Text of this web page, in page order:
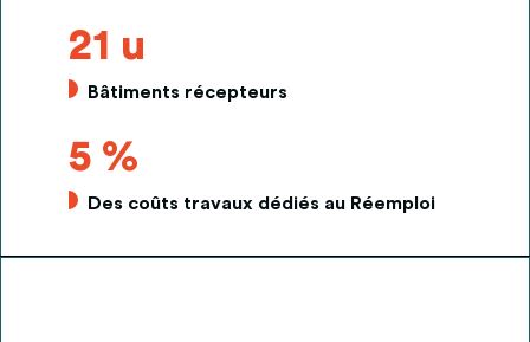
21 u
Bâtiments récepteurs
5 %
Des coûts travaux dédiés au Réemploi